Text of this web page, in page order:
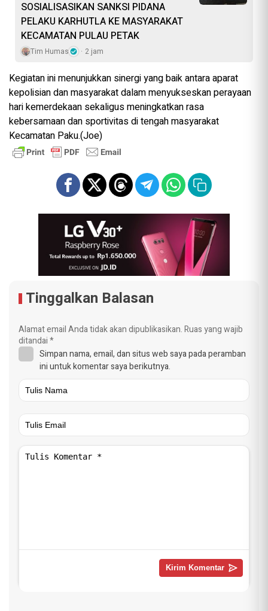
SOSIALISASIKAN SANKSI PIDANA
PELAKU KARHUTLA KE MASYARAKAT
KECAMATAN PULAU PETAK
Tim Humas 2 jam
Kegiatan ini menunjukkan sinergi yang baik antara aparat
kepolisian dan masyarakat dalam menyukseskan perayaan
hari kemerdekaan sekaligus meningkatkan rasa
kebersamaan dan sportivitas di tengah masyarakat
Kecamatan Paku.(Joe)
Tinggalkan Balasan
Alamat email Anda tidak akan dipublikasikan.Ruas yang wajib
ditandai*
Simpan nama, email, dan situs web saya pada peramban
ini untuk komentar saya berikutnya.